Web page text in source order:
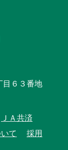
目６３番地
ＪＡ共済
て
採用